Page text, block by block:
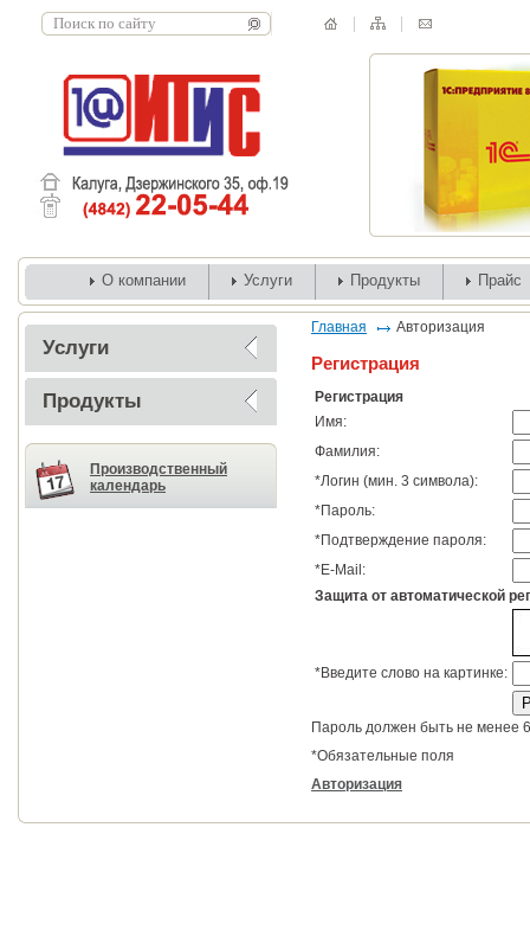
О компании Услуги Продукты Прайс
Услуги
Продукты
Производственный
календарь
Главная Авторизация
Регистрация
Регистрация
Имя:
Фамилия:
*Логин (мин. 3 символа):
*Пароль:
*Подтверждение пароля:
*E-Mail:
Защита от автоматической
*Введите слово на картинке:
Пароль должен быть не менее
*Обязательные поля
Авторизация